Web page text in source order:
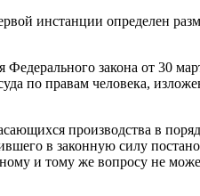
инстанции определен
Федерального закона от 30
по правам человека,
производства в
в законную силу
и тому же вопросу не